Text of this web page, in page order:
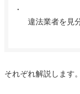
違法業者を見
それぞれ解説します。